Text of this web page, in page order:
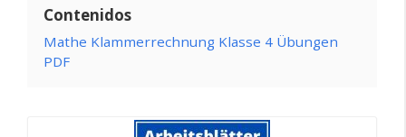
Contenidos
Mathe Klammerrechnung Klasse 4 Übungen
PDF